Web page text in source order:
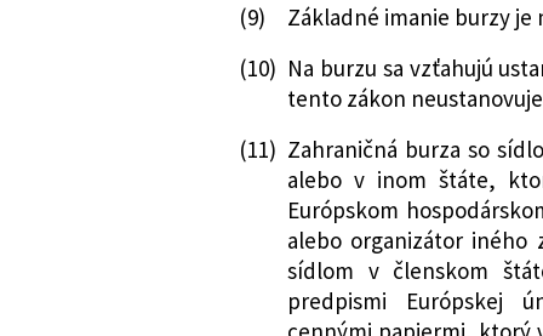
373/2018 Z. z.
Zákon, ktorým sa
o riešení
zmene a
neskorších
niektoré zákony
340/2020 Z. z.
Zákon, ktorým
o bankách a o
znení
dopĺňajú
209/2021 Z. z.
Zákon, ktorým sa
(9)
Základné imanie burzy je
(10) Na burzu sa vzťahujú
tento zákon
(11) Zahraničná burza so
alebo v inom štáte,
Európskom
alebo organizátor iného
sídlom v členskom
predpismi Európskej